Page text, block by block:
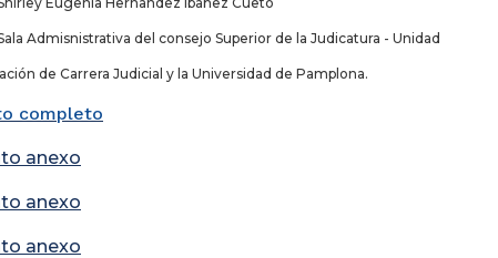
Admisnistrativa del consejo Superior de la Judicatura - Unidad
de Carrera Judicial y la Universidad de Pamplona.
completo
anexo
anexo
anexo